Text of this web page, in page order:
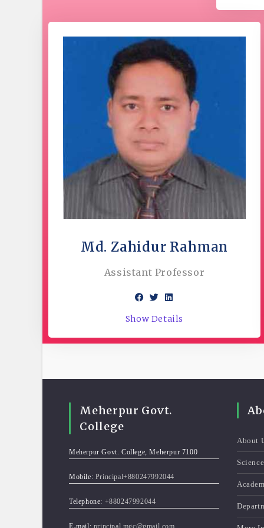
Md. Zahidur Rahman
Assistant Professor
Show Details
Meherpur Govt.
College
Meherpur Govt. College, Meherpur 7100
Mobile: Principal+880247992044
Telephone: +880247992044
E-mail: principal.mgc@gmail.com
About